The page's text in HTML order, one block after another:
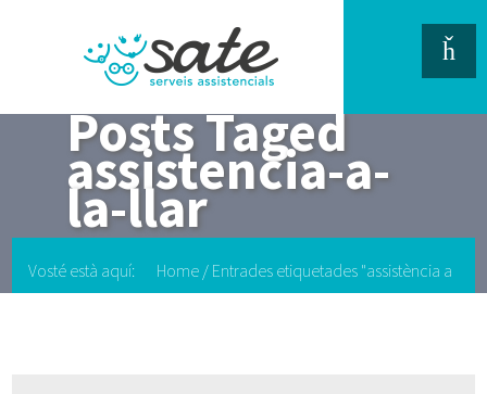
Posts Taged
assistencia-a-
la-llar
Vosté està aquí: Home / Entrades etiquetades "assistència a